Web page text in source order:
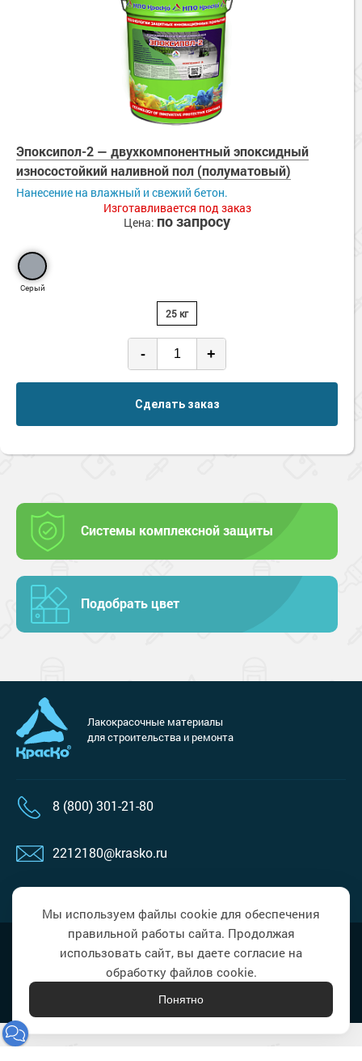
Эпоксипол-2 — двухкомпонентный эпоксидный
износостойкий наливной пол (полуматовый)
Нанесение на влажный и свежий бетон.
Изготавливается под заказ
Цена: по запросу
Серый
25 кг
- +
Сделать заказ
Системы комплексной защиты
Подобрать цвет
Лакокрасочные материалы
для строительства и ремонта
8 (800) 301-21-80
2212180@krasko.ru
Политика в области обработки
персональных данных
Мы используем файлы cookie для обеспечения
правильной работы сайта. Продолжая
использовать сайт, вы даете согласие на
обработку файлов cookie.
Понятно